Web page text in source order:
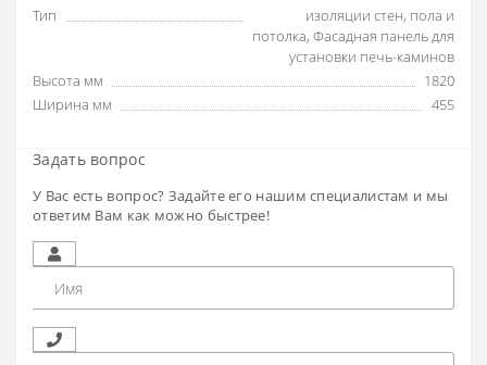
Тип
изоляции стен, пола и
потолка, Фасадная панель для
установки печь-каминов
Высота мм
1820
Ширина мм
455
Задать вопрос
У Вас есть вопрос? Задайте его нашим специалистам и мы
ответим Вам как можно быстрее!